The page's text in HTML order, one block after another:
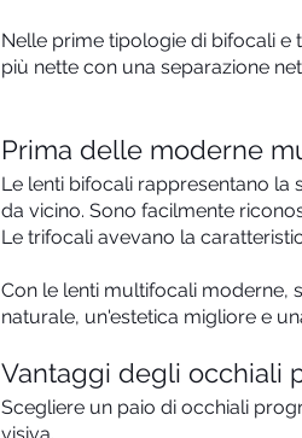
Nelle prime tipologie di bifocali e
più nette con una separazione
Prima delle moderne
Le lenti bifocali rappresentano
da vicino. Sono facilmente
Le trifocali avevano la
Con le lenti multifocali moderne,
naturale, un'estetica migliore e
Vantaggi degli occhiali
Scegliere un paio di occhiali